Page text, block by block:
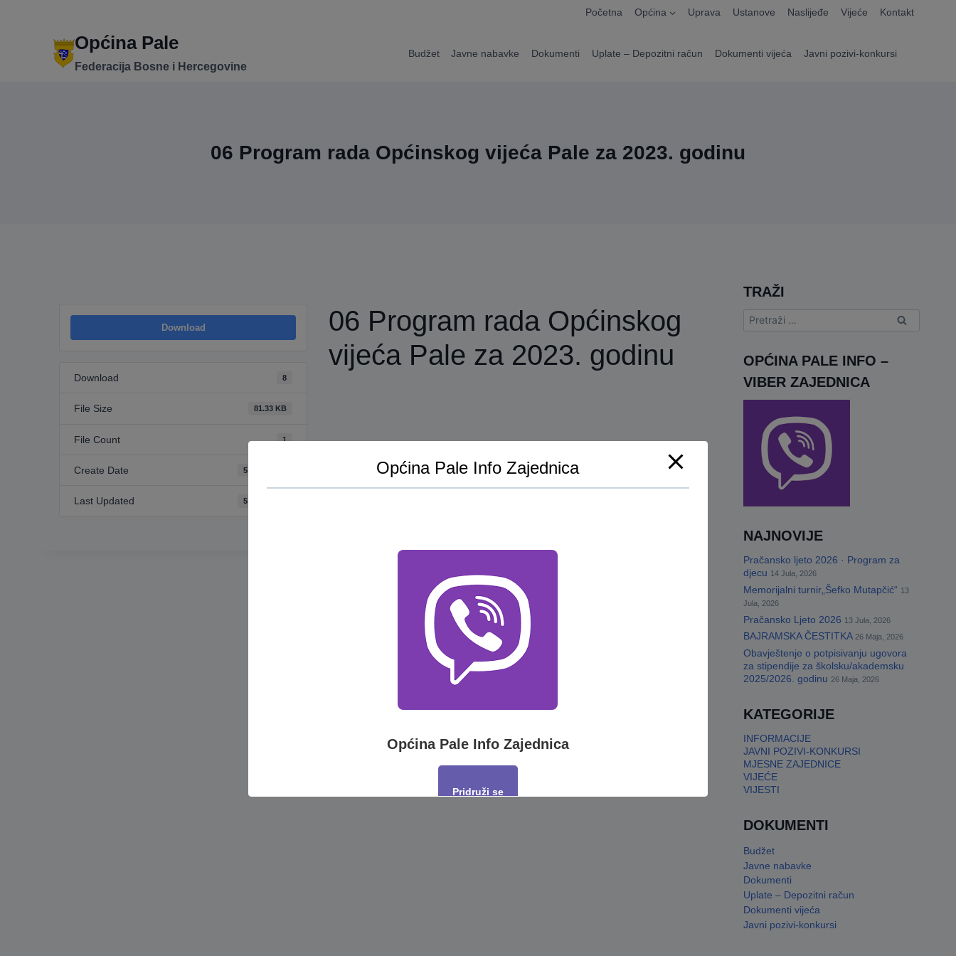
Početna Općina Uprava Ustanove Naslijeđe Vijeće Kontakt
Općina Pale
Federacija Bosne i Hercegovine
Budžet Javne nabavke Dokumenti Uplate – Depozitni račun Dokumenti vijeća Javni pozivi-konkursi
06 Program rada Općinskog vijeća Pale za 2023. godinu
Download
Download 8
File Size 81.33 KB
File Count 1
Create Date 5 Jula, 2023
Last Updated 5 Jula, 2023
06 Program rada Općinskog
vijeća Pale za 2023. godinu
TRAŽI
Pretraga:
OPĆINA PALE INFO –
VIBER ZAJEDNICA
NAJNOVIJE
Pračansko ljeto 2026 · Program za
djecu 14 Jula, 2026
Memorijalni turnir„Šefko Mutapčić“ 13
Jula, 2026
Pračansko Ljeto 2026 13 Jula, 2026
BAJRAMSKA ČESTITKA 26 Maja, 2026
Obavještenje o potpisivanju ugovora
za stipendije za školsku/akademsku
2025/2026. godinu 26 Maja, 2026
KATEGORIJE
INFORMACIJE
JAVNI POZIVI-KONKURSI
MJESNE ZAJEDNICE
VIJEĆE
VIJESTI
DOKUMENTI
Budžet
Javne nabavke
Dokumenti
Uplate – Depozitni račun
Dokumenti vijeća
Javni pozivi-konkursi
Općina Pale Info Zajednica
Općina Pale Info Zajednica
Pridruži se